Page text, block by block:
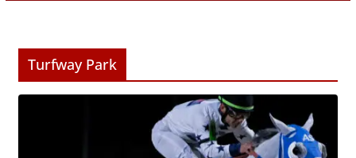
Turfway Park